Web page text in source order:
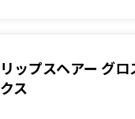
リップスヘアー グ
クス